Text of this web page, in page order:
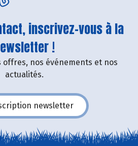
inscrivez-vous à la
!
offres, nos événements et nos
actualités.
newsletter